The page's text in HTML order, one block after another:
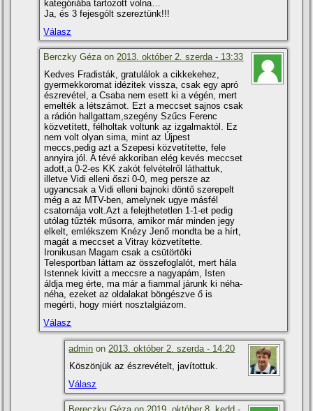
kategóriába tartozott volna…
Ja, és 3 fejesgólt szereztünk!!!
Válasz
Berczky Géza on 2013. október 2. szerda - 13:33
Kedves Fradisták, gratulálok a cikkekehez,
gyermekkoromat idézitek vissza, csak egy apró
észrevétel, a Csaba nem esett ki a végén, mert
emelték a létszámot. Ezt a meccset sajnos csak
a rádión hallgattam,szegény Szűcs Ferenc
közvetí­tett, félholtak voltunk az izgalmaktól. Ez
nem volt olyan sima, mint az Újpest
meccs,pedig azt a Szepesi közvetí­tette, fele
annyira jól. A tévé akkoriban elég kevés meccset
adott,a 0-2-es KK zakót felvételről láthattuk,
illetve Vidi elleni őszi 0-0, meg persze az
ugyancsak a Vidi elleni bajnoki döntő szerepelt
még a az MTV-ben, amelynek ugye másfél
csatornája volt.Azt a felejthetetlen 1-1-et pedig
utólag tűzték műsorra, amikor már minden jegy
elkelt, emlékszem Knézy Jenő mondta be a hí­rt,
magát a meccset a Vitray közvetí­tette.
Ironikusan Magam csak a csütörtöki
Telesportban láttam az összefoglalót, mert hála
Istennek kivitt a meccsre a nagyapám, Isten
áldja meg érte, ma már a fiammal járunk ki néha-
néha, ezeket az oldalakat böngészve ő is
megérti, hogy miért nosztalgiázom.
Válasz
admin on2013. október 2. szerda - 14:20
Köszönjük az észrevételt, javí­tottuk.
Válasz